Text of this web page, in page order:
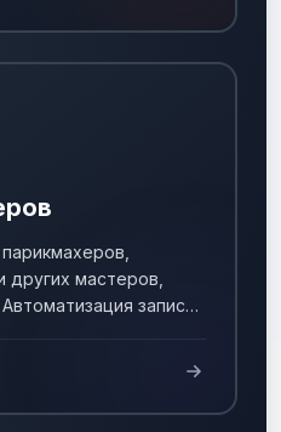
мастеров,
записи